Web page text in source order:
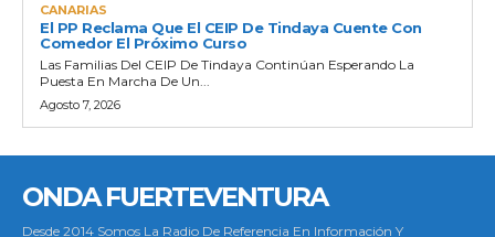
CANARIAS
El PP Reclama Que El CEIP De Tindaya Cuente Con
Comedor El Próximo Curso
Las Familias Del CEIP De Tindaya Continúan Esperando La
Puesta En Marcha De Un...
Agosto 7, 2026
ONDA FUERTEVENTURA
Desde 2014 Somos La Radio De Referencia En Información Y